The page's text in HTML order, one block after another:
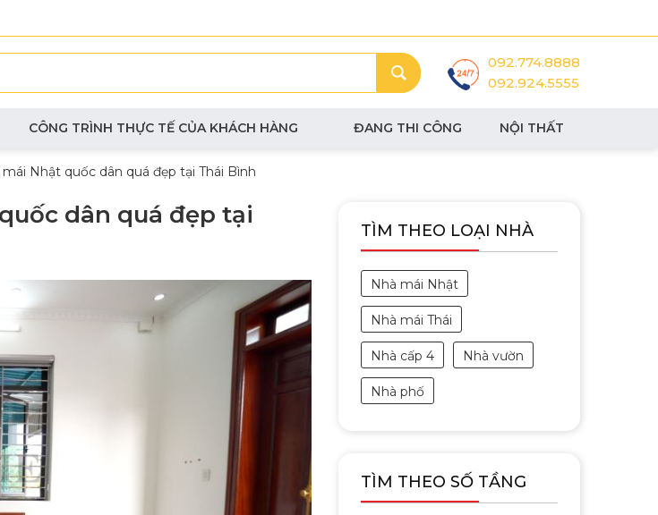
092.774.8888
092.924.5555
CÔNG TRÌNH THỰC TẾ CỦA KHÁCH HÀNG ĐANG THI CÔNG NỘI THẤT
Nhật quốc dân quá đẹp tại Thái Bình
dân quá đẹp tại
TÌM THEO LOẠI NHÀ
Nhà mái Nhật
Nhà mái Thái
Nhà cấp 4 Nhà vườn
Nhà phố
TÌM THEO SỐ TẦNG